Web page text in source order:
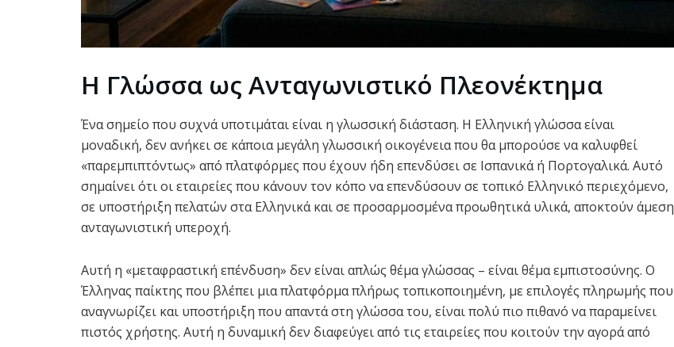
Η Γλώσσα ως Ανταγωνιστικό Πλεονέκτημα
Ένα σημείο που συχνά υποτιμάται είναι η γλωσσική διάσταση. Η Eλληνική γλώσσα είναι
μοναδική, δεν ανήκει σε κάποια μεγάλη γλωσσική οικογένεια που θα μπορούσε να καλυφθεί
«παρεμπιπτόντως» από πλατφόρμες που έχουν ήδη επενδύσει σε Iσπανικά ή Πορτογαλικά. Αυτό
σημαίνει ότι οι εταιρείες που κάνουν τον κόπο να επενδύσουν σε τοπικό Ελληνικό περιεχόμενο,
σε υποστήριξη πελατών στα Ελληνικά και σε προσαρμοσμένα προωθητικά υλικά, αποκτούν άμεση
ανταγωνιστική υπεροχή.
Αυτή η «μεταφραστική επένδυση» δεν είναι απλώς θέμα γλώσσας – είναι θέμα εμπιστοσύνης. Ο
Έλληνας παίκτης που βλέπει μια πλατφόρμα πλήρως τοπικοποιημένη, με επιλογές πληρωμής που
αναγνωρίζει και υποστήριξη που απαντά στη γλώσσα του, είναι πολύ πιο πιθανό να παραμείνει
πιστός χρήστης. Αυτή η δυναμική δεν διαφεύγει από τις εταιρείες που κοιτούν την αγορά από